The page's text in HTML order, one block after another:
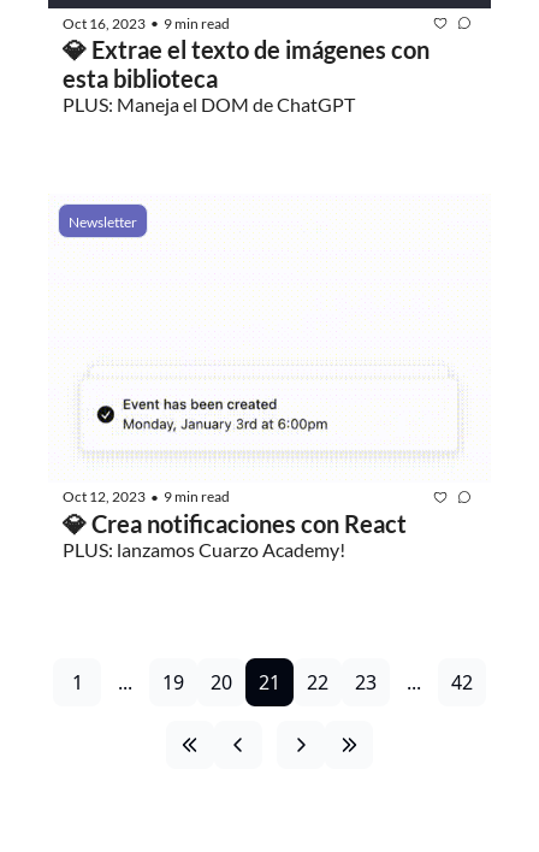
Oct 16, 2023 • 9 min read
💎 Extrae el texto de imágenes con
esta biblioteca
PLUS: Maneja el DOM de ChatGPT
Newsletter
Oct 12, 2023 • 9 min read
💎 Crea notificaciones con React
PLUS: lanzamos Cuarzo Academy!
1 ... 19 20 21 22 23 ... 42